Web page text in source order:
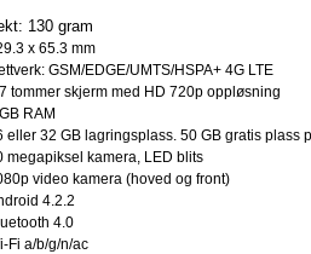
130 gram
x 65.3 mm
GSM/EDGE/UMTS/HSPA+ 4G LTE
tommer skjerm med HD 720p oppløsning
RAM
eller 32 GB lagringsplass. 50 GB gratis plass
megapiksel kamera, LED blits
video kamera (hoved og front)
4.2.2
4.0
Fi a/b/g/n/ac